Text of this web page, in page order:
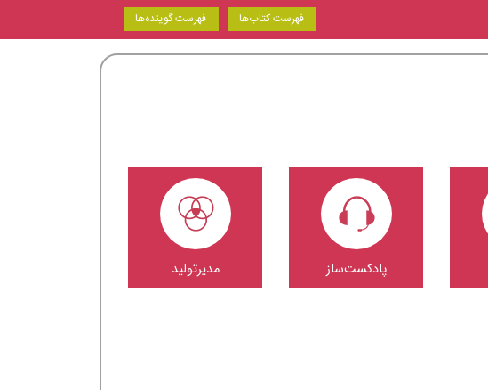
فهرست گوینده‌ها فهرست کتاب‌ها
پادکست‌ساز مدیرتولید